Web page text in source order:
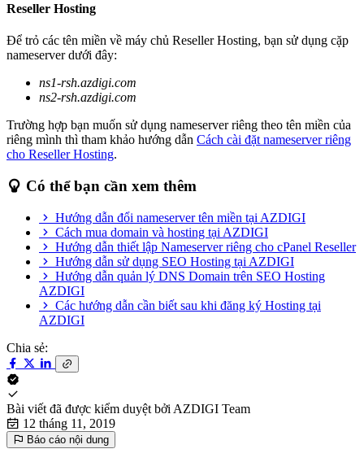
Reseller Hosting
Để trỏ các tên miền về máy chủ Reseller Hosting, bạn sử dụng cặp
nameserver dưới đây:
ns1-rsh.azdigi.com
ns2-rsh.azdigi.com
Trường hợp bạn muốn sử dụng nameserver riêng theo tên miền của
riêng mình thì tham khảo hướng dẫn Cách cài đặt nameserver riêng
cho Reseller Hosting.
Có thể bạn cần xem thêm
Hướng dẫn đổi nameserver tên miền tại AZDIGI
Cách mua domain và hosting tại AZDIGI
Hướng dẫn thiết lập Nameserver riêng cho cPanel Reseller
Hướng dẫn sử dụng SEO Hosting tại AZDIGI
Hướng dẫn quản lý DNS Domain trên SEO Hosting
AZDIGI
Các hướng dẫn cần biết sau khi đăng ký Hosting tại
AZDIGI
Chia sẻ:
Bài viết đã được kiểm duyệt bởi AZDIGI Team
12 tháng 11, 2019
Báo cáo nội dung